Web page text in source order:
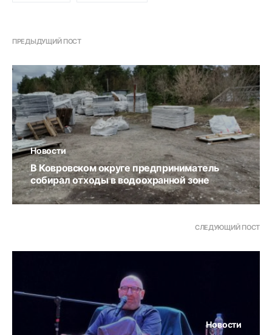
ПРЕДЫДУЩИЙ ПОСТ
Новости
В Ковровском округе предприниматель
собирал отходы в водоохранной зоне
СЛЕДУЮЩИЙ ПОСТ
Новости